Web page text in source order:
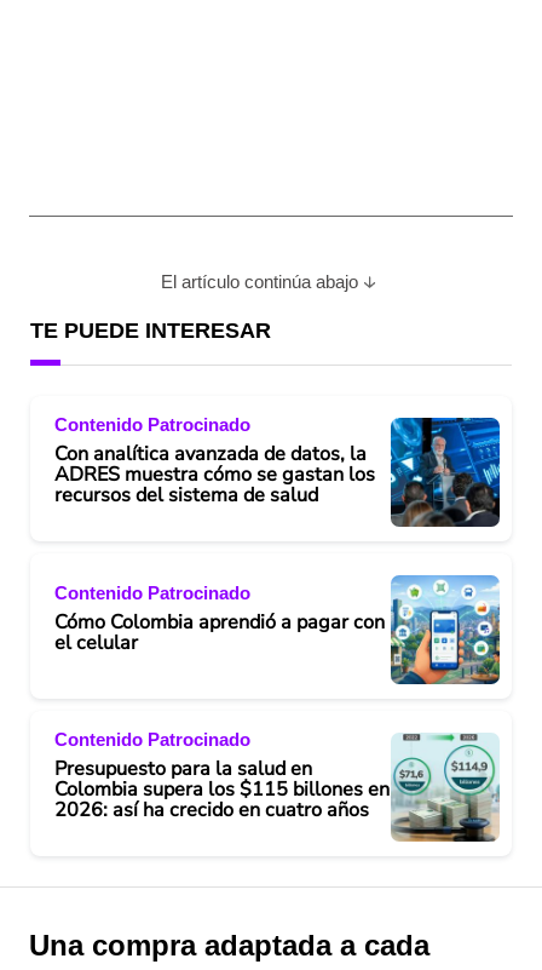
El artículo continúa abajo
TE PUEDE INTERESAR
Contenido Patrocinado
Con analítica avanzada de datos, la
ADRES muestra cómo se gastan los
recursos del sistema de salud
Contenido Patrocinado
Cómo Colombia aprendió a pagar con
el celular
Contenido Patrocinado
Presupuesto para la salud en
Colombia supera los $115 billones en
2026: así ha crecido en cuatro años
Una compra adaptada a cada